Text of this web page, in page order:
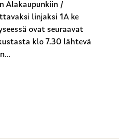
Alakaupunkiin /
linjaksi 1A ke
ovat seuraavat
klo 7.30 lähtevä